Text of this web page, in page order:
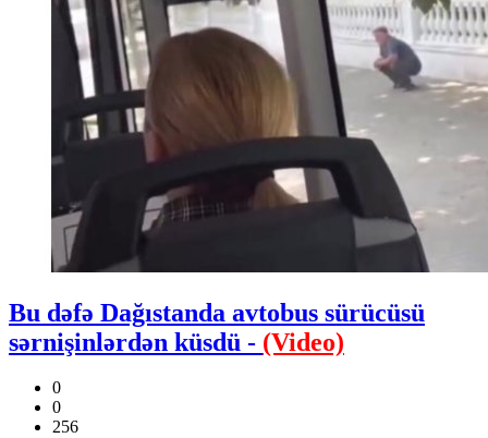
Bu dəfə Dağıstanda avtobus sürücüsü
sərnişinlərdən küsdü - (Video)
0
0
256